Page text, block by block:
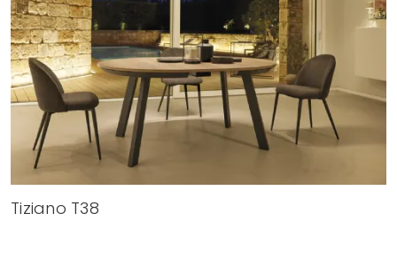
Tiziano T38